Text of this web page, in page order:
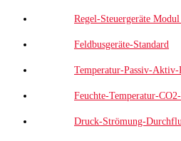
Regel-Steuergeräte
Feldbusgeräte-Standard
Temperatur-Passiv-Aktiv-
Feuchte-Temperatur-
Druck-Strömung-